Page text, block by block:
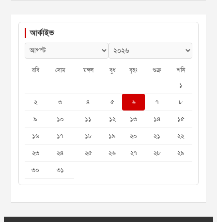
আর্কাইভ
রবি সোম মঙ্গল বুধ বৃহঃ শুক্র শনি
১
২
৩ ৪ ৫ ৬ ৭
৮
৯
১০ ১১ ১২ ১৩ ১৪
১৫
১৬
১৭ ১৮ ১৯ ২০ ২১
২২
২৩
২৪ ২৫ ২৬ ২৭ ২৮
২৯
৩০
৩১